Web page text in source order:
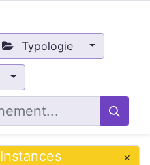
Typologie
Instances
×